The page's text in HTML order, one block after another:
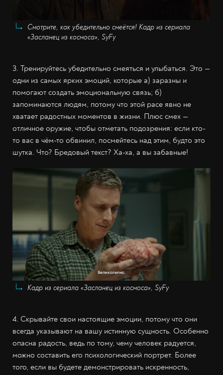
Смотрите, как убедительно смеётся! Кадр из сериала
«Засланец из космоса», SyFy
3. Тренируйтесь убедительно смеяться и улыбаться. Это —
одни из самых ярких эмоций, которые а) заразны и
помогают создать эмоциональную связь; б)
запоминаются людям, потому что этой расе явно не
хватает радостных моментов в жизни. Плюс смех —
отличное оружие, чтобы отметать подозрения: если кто-
то вас в чём-то обвинил, посмейтесь над этим, будто это
шутка. Что? Бредовый текст? Ха-ха, а вы забавные!
Кадр из сериала «Засланец из космоса», SyFy
4. Скрывайте свои настоящие эмоции, потому что они
всегда указывают на вашу истинную сущность. Особенно
опасна радость, ведь по тому, чему человек радуется,
можно составить его психологический портрет. Более
того, если вы будете демонстрировать искренность,